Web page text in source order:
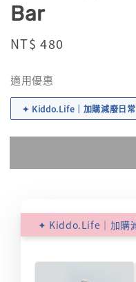
Bar
Regular
NT$ 480
適用優惠
✦ Kiddo.Life｜加購減廢日